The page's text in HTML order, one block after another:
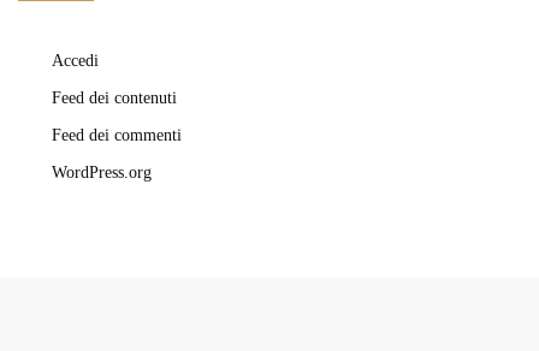
Accedi
Feed dei contenuti
Feed dei commenti
WordPress.org